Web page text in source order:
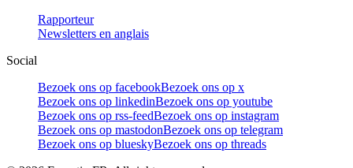
Rapporteur
Newsletters en anglais
Social
Bezoek ons op facebookBezoek ons op x
Bezoek ons op linkedinBezoek ons op youtube
Bezoek ons op rss-feedBezoek ons op instagram
Bezoek ons op mastodonBezoek ons op telegram
Bezoek ons op blueskyBezoek ons op threads